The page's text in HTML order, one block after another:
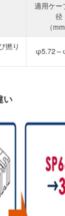
適用ケー
径
（mm
撚り
φ5.72～
い